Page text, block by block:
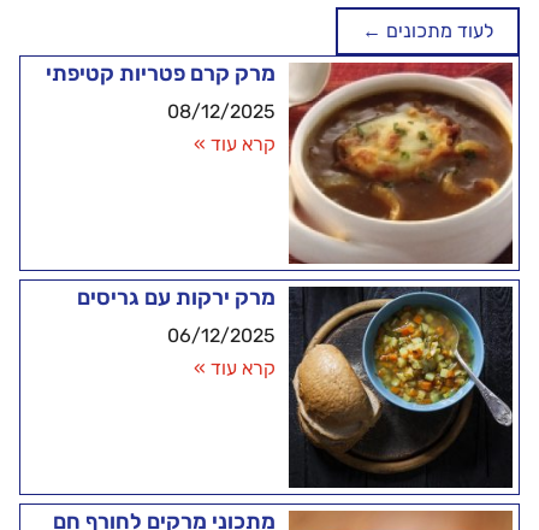
לעוד מתכונים ←
מרק קרם פטריות קטיפתי
08/12/2025
קרא עוד »
מרק ירקות עם גריסים
06/12/2025
קרא עוד »
מתכוני מרקים לחורף חם